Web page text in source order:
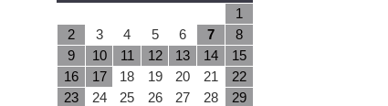
1
2
3 4 5 6 7
8
9
10 11 12 13 14
15
16
17 18 19 20 21
22
23
24 25 26 27 28
29